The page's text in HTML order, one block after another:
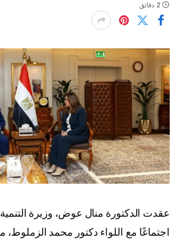
2 دقائق
عقدت الدكتورة منال عوض، وزيرة التنمية
اجتماعًا مع اللواء دكتور محمد